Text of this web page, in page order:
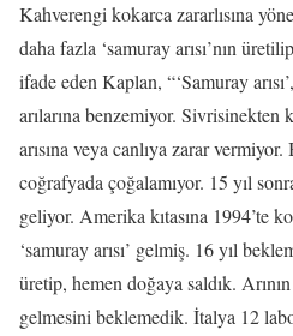
Kahverengi kokarca zararlısına
daha fazla ‘samuray arısı’nın
ifade eden Kaplan, “‘Samuray
arılarına benzemiyor. Sivrisinekten
arısına veya canlıya zarar vermiyor.
coğrafyada çoğalamıyor. 15 yıl
geliyor. Amerika kıtasına 1994’te
‘samuray arısı’ gelmiş. 16 yıl
üretip, hemen doğaya saldık.
gelmesini beklemedik. İtalya 12